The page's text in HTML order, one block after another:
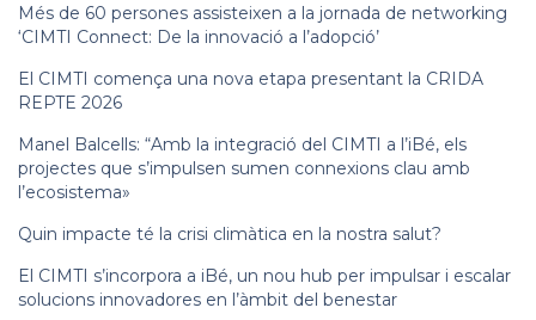
Més de 60 persones assisteixen a la jornada de networking
‘CIMTI Connect: De la innovació a l’adopció’
El CIMTI comença una nova etapa presentant la CRIDA
REPTE 2026
Manel Balcells: “Amb la integració del CIMTI a l’iBé, els
projectes que s’impulsen sumen connexions clau amb
l’ecosistema»
Quin impacte té la crisi climàtica en la nostra salut?
El CIMTI s’incorpora a iBé, un nou hub per impulsar i escalar
solucions innovadores en l’àmbit del benestar